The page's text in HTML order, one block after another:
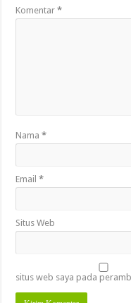
Komentar*
Nama*
Email*
Situs Web
situs web saya pada